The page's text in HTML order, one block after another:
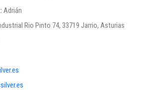
Adrián
Rio Pinto 74, 33719 Jarrio, Asturias